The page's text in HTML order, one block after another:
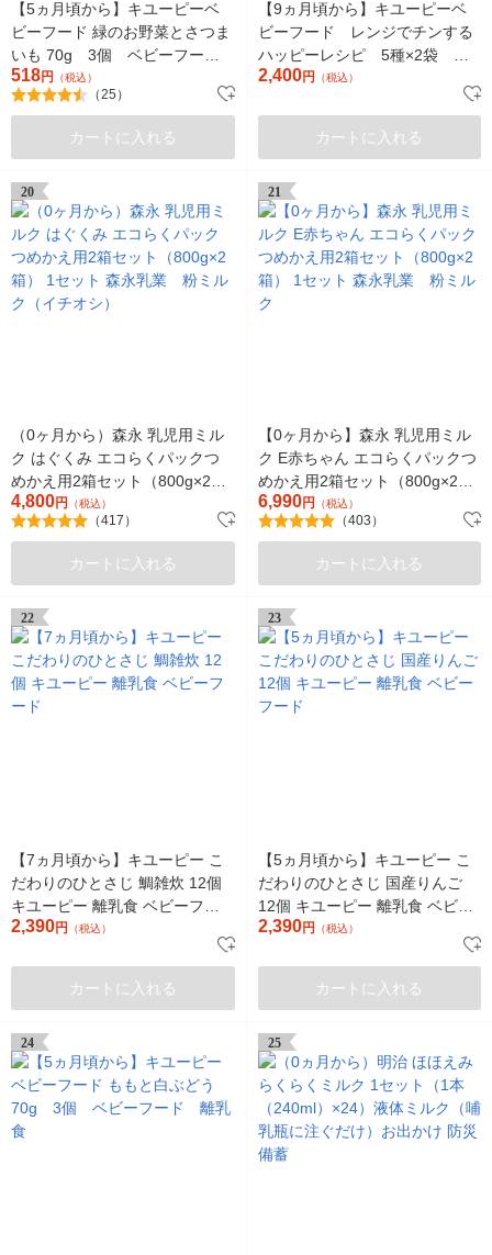
【5ヵ月頃から】キユーピーベ
ビーフード 緑のお野菜とさつま
いも 70g 3個 ベビーフー
ド 離乳食
518円 （税込）
（25）
カートに入れる
【9ヵ月頃から】キユーピーベ
ビーフード レンジでチンする
ハッピーレシピ 5種×2袋 計
10袋
2,400円 （税込）
カートに入れる
20
（0ヶ月から）森永 乳児用ミル
ク はぐくみ エコらくパックつ
めかえ用2箱セット（800g×2
箱） 1セット 森永乳業 粉ミル
ク（イチオシ）
4,800円 （税込）
（417）
カートに入れる
21
【0ヶ月から】森永 乳児用ミル
ク E赤ちゃん エコらくパックつ
めかえ用2箱セット（800g×2
箱） 1セット 森永乳業 粉ミル
ク
6,990円 （税込）
（403）
カートに入れる
22
【7ヵ月頃から】キユーピー こ
だわりのひとさじ 鯛雑炊 12個
キユーピー 離乳食 ベビーフー
ド
2,390円 （税込）
カートに入れる
23
【5ヵ月頃から】キユーピー こ
だわりのひとさじ 国産りんご
12個 キユーピー 離乳食 ベビー
フード
2,390円 （税込）
カートに入れる
24 25